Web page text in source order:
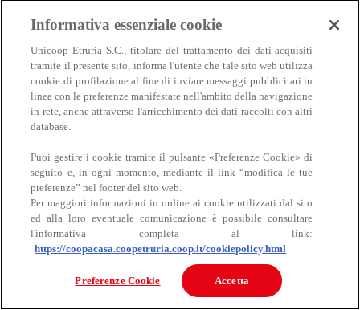
Carne
Carne
Bovino
Informativa essenziale cookie
Unicoop Etruria S.C., titolare del trattamento dei dati acquisiti
tramite il presente sito, informa l'utente che tale sito web utilizza
cookie di profilazione al fine di inviare messaggi pubblicitari in
linea con le preferenze manifestate nell'ambito della navigazione
in rete, anche attraverso l'arricchimento dei dati raccolti con altri
database.
Puoi gestire i cookie tramite il pulsante «Preferenze Cookie» di
seguito e, in ogni momento, mediante il link “modifica le tue
preferenze” nel footer del sito web.
Per maggiori informazioni in ordine ai cookie utilizzati dal sito
ed alla loro eventuale comunicazione è possibile consultare
l'informativa completa al link:
https://coopacasa.coopetruria.coop.it/cookiepolicy.html
Preferenze Cookie Accetta